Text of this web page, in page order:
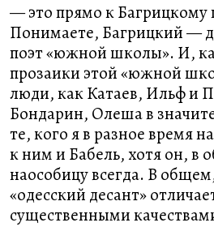
— это прямо к Багрицкому
Понимаете, Багрицкий —
поэт «южной школы». И,
прозаики этой «южной
люди, как Катаев, Ильф и
Бондарин, Олеша в
те, кого я в разное время
к ним и Бабель, хотя он, в
наособицу всегда. В
«одесский десант»
существенными